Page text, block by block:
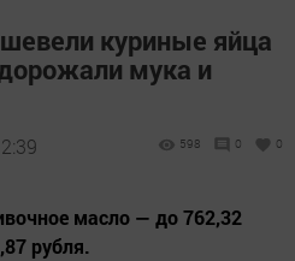
куриные яйца
мука и
598 0 0
масло — до 762,32
рубля.